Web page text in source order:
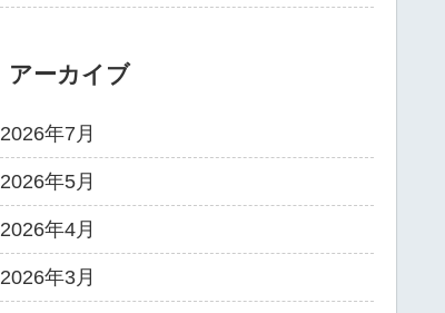
アーカイブ
2026年7月
2026年5月
2026年4月
2026年3月